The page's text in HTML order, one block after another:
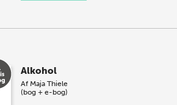
Alkohol
Af Maja Thiele
(bog + e-bog)